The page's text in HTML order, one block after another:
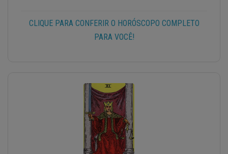
CLIQUE PARA CONFERIR O HORÓSCOPO COMPLETO
PARA VOCÊ!